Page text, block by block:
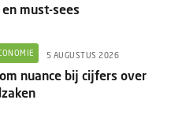
must-sees
5 AUGUSTUS 2026
nuance bij cijfers over